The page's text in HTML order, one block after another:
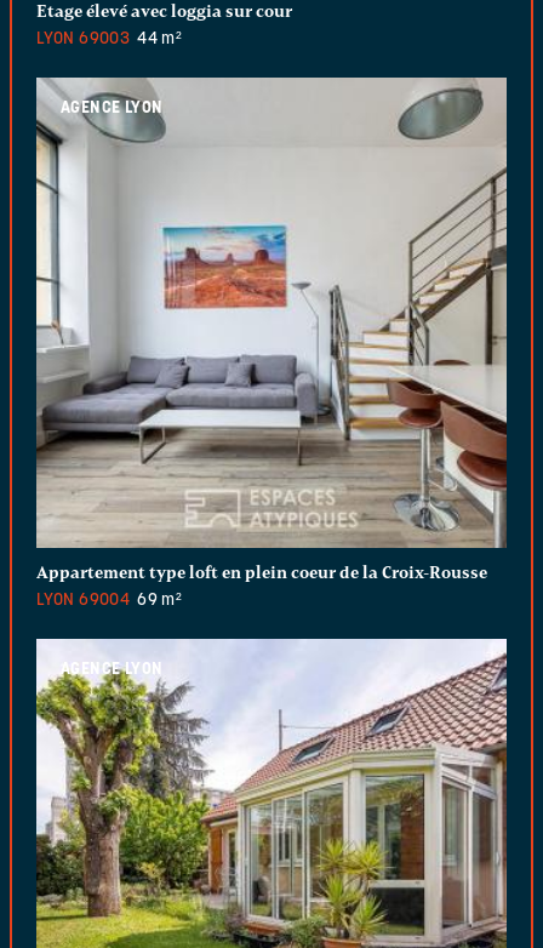
Etage élevé avec loggia sur cour
LYON 69003 44 m²
AGENCE LYON
Appartement type loft en plein coeur de la Croix-Rousse
LYON 69004 69 m²
AGENCE LYON